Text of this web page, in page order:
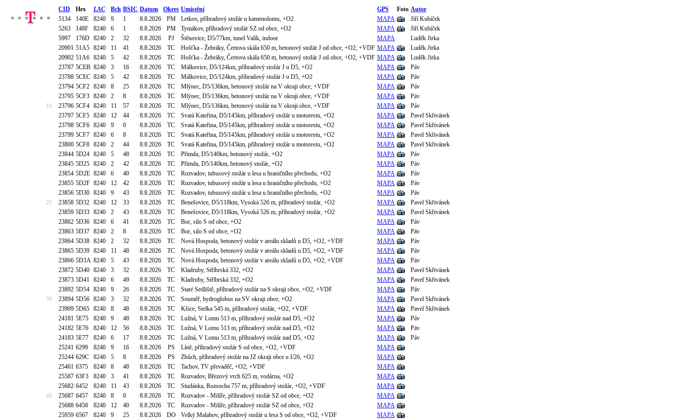
CID Hex LAC Bch BSIC Datum Okres Umístění GPS Foto Autor
5134
140E 8240 9 1 8.8.2026 PM Letkov, příhradový stožár u kamenolomu, +O2 MAPA
Jiří Kubíček
5263
148F 8240 6 1 8.8.2026 PM Tymákov, příhradový stožár SZ od obce, +O2 MAPA
Jiří Kubíček
5997
176D 8240 2 32 8.8.2026 PJ Štěnovice, D5/77km, tunel Valík, indoor MAPA
Luděk Jirka
20901 51A5 8240 11 41 8.8.2026 TC Hošťka - Žebráky, Čertova skála 650 m, betonový stožár J od obce, +O2, +VDF MAPA
Luděk Jirka
20902 51A6 8240 5 42 8.8.2026 TC Hošťka - Žebráky, Čertova skála 650 m, betonový stožár J od obce, +O2, +VDF MAPA
Luděk Jirka
23787 5CEB 8240 3 16 8.8.2026 TC Málkovice, D5/124km, příhradový stožár J u D5, +O2 MAPA
Páv
23788 5CEC 8240 5 42 8.8.2026 TC Málkovice, D5/124km, příhradový stožár J u D5, +O2 MAPA
Páv
23794 5CF2 8240 8 25 8.8.2026 TC Mlýnec, D5/136km, betonový stožár na V okraji obce, +VDF MAPA
Páv
23795 5CF3 8240 2 8 8.8.2026 TC Mlýnec, D5/136km, betonový stožár na V okraji obce, +VDF MAPA
Páv
10
23796 5CF4 8240 11 57 8.8.2026 TC Mlýnec, D5/136km, betonový stožár na V okraji obce, +VDF MAPA
Páv
23797 5CF5 8240 12 44 8.8.2026 TC Svatá Kateřina, D5/145km, příhradový stožár u motorestu, +O2 MAPA
Pavel Skřivánek
23798 5CF6 8240 9 0 8.8.2026 TC Svatá Kateřina, D5/145km, příhradový stožár u motorestu, +O2 MAPA
Pavel Skřivánek
23799 5CF7 8240 6 8 8.8.2026 TC Svatá Kateřina, D5/145km, příhradový stožár u motorestu, +O2 MAPA
Pavel Skřivánek
23800 5CF8 8240 2 44 8.8.2026 TC Svatá Kateřina, D5/145km, příhradový stožár u motorestu, +O2 MAPA
Pavel Skřivánek
23844 5D24 8240 5 48 8.8.2026 TC Přimda, D5/140km, betonový stožár, +O2 MAPA
Páv
23845 5D25 8240 2 42 8.8.2026 TC Přimda, D5/140km, betonový stožár, +O2 MAPA
Páv
23854 5D2E 8240 6 40 8.8.2026 TC Rozvadov, tubusový stožár u lesa u hraničního přechodu, +O2 MAPA
Páv
23855 5D2F 8240 12 42 8.8.2026 TC Rozvadov, tubusový stožár u lesa u hraničního přechodu, +O2 MAPA
Páv
23856 5D30 8240 9 43 8.8.2026 TC Rozvadov, tubusový stožár u lesa u hraničního přechodu, +O2 MAPA
Páv
20
23858 5D32 8240 12 33 8.8.2026 TC Benešovice, D5/118km, Vysoká 526 m, příhradový stožár, +O2 MAPA
Pavel Skřivánek
23859 5D33 8240 2 43 8.8.2026 TC Benešovice, D5/118km, Vysoká 526 m, příhradový stožár, +O2 MAPA
Pavel Skřivánek
23862 5D36 8240 6 41 8.8.2026 TC Bor, silo S od obce, +O2 MAPA
Páv
23863 5D37 8240 2 8 8.8.2026 TC Bor, silo S od obce, +O2 MAPA
Páv
23864 5D38 8240 2 32 8.8.2026 TC Nová Hospoda, betonový stožár v areálu skladů u D5, +O2, +VDF MAPA
Páv
23865 5D39 8240 11 48 8.8.2026 TC Nová Hospoda, betonový stožár v areálu skladů u D5, +O2, +VDF MAPA
Páv
23866 5D3A 8240 5 43 8.8.2026 TC Nová Hospoda, betonový stožár v areálu skladů u D5, +O2, +VDF MAPA
Páv
23872 5D40 8240 3 32 8.8.2026 TC Kladruby, Stříbrská 332, +O2 MAPA
Pavel Skřivánek
23873 5D41 8240 6 49 8.8.2026 TC Kladruby, Stříbrská 332, +O2 MAPA
Pavel Skřivánek
23892 5D54 8240 9 26 8.8.2026 TC Staré Sedliště, příhradový stožár na S okraji obce, +O2, +VDF MAPA
Páv
30
23894 5D56 8240 3 32 8.8.2026 TC Souměř, hydroglobus na SV okraji obce, +O2 MAPA
Pavel Skřivánek
23909 5D65 8240 8 48 8.8.2026 TC Kšice, Stelka 545 m, příhradový stožár, +O2, +VDF MAPA
Pavel Skřivánek
24181 5E75 8240 9 48 8.8.2026 TC Lužná, V Lomu 513 m, příhradový stožár nad D5, +O2 MAPA
Páv
24182 5E76 8240 12 56 8.8.2026 TC Lužná, V Lomu 513 m, příhradový stožár nad D5, +O2 MAPA
Páv
24183 5E77 8240 6 17 8.8.2026 TC Lužná, V Lomu 513 m, příhradový stožár nad D5, +O2 MAPA
Páv
25241 6299 8240 9 16 8.8.2026 PS Líně, příhradový stožár S od obce, +O2, +VDF
MAPA
25244 629C 8240 5 8 8.8.2026 PS Zbůch, příhradový stožár na JZ okraji obce u I/26, +O2
MAPA
25461 6375 8240 8 48 8.8.2026 TC Tachov, TV převaděč, +O2, +VDF
MAPA
25587 63F3 8240 3 41 8.8.2026 TC Rozvadov, Březový vrch 625 m, vodárna, +O2
MAPA
25682 6452 8240 11 43 8.8.2026 TC Studánka, Rozsocha 757 m, příhradový stožár, +O2, +VDF
MAPA
40
25687 6457 8240 8 0 8.8.2026 TC Rozvadov - Milíře, příhradový stožár SZ od obce, +O2
MAPA
25688 6458 8240 12 40 8.8.2026 TC Rozvadov - Milíře, příhradový stožár SZ od obce, +O2
MAPA
25959 6567 8240 9 25 8.8.2026 DO Velký Malahov, příhradový stožár u lesa S od obce, +O2, +VDF
MAPA